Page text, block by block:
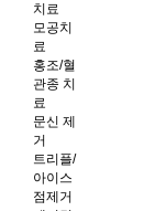
치료
모공치
료
홍조/혈
관종 치
료
문신 제
거
트리플/
아이스
점제거